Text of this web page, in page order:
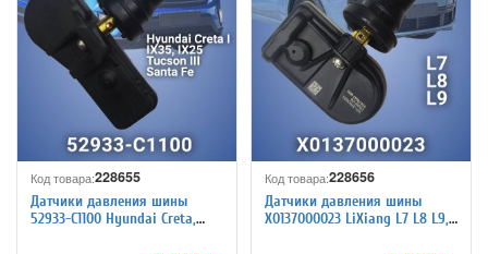
Код товара:228655
Датчики давления шины
52933-C1100 Hyundai Creta,
Код товара:228656
Датчики давления шины
X0137000023 LiXiang L7 L8 L9,